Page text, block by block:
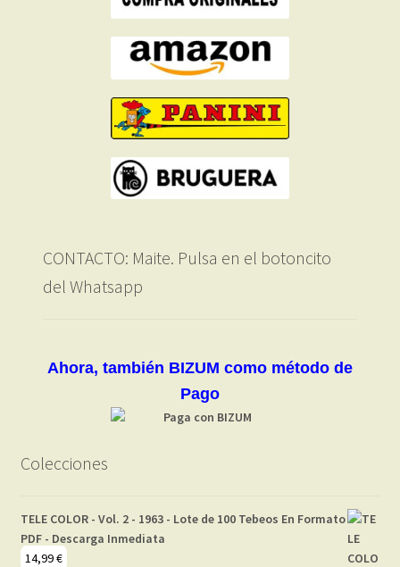
CONTACTO: Maite. Pulsa en el botoncito
del Whatsapp
Ahora, también BIZUM como método de
Pago
Colecciones
TELE COLOR - Vol. 2 - 1963 - Lote de 100 Tebeos En Formato
PDF - Descarga Inmediata
14,99€